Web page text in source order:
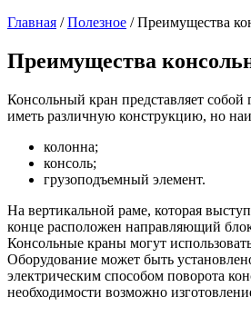
Главная /Полезное /Преимущества
Преимущества
Консольный кран представляет собой
иметь различную конструкцию, но
колонна;
консоль;
грузоподъемный элемент.
На вертикальной раме, которая
конце расположен направляющий
Консольные краны могут
Оборудование может быть
электрическим способом поворота
необходимости возможно